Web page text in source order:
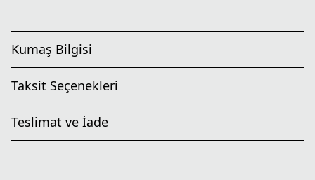
Kumaş Bilgisi
Taksit Seçenekleri
Teslimat ve İade